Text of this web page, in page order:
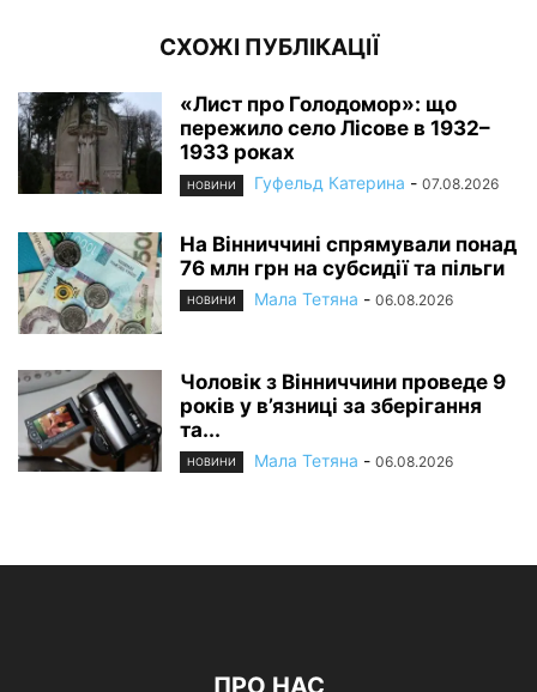
СХОЖІ ПУБЛІКАЦІЇ
«Лист про Голодомор»: що
пережило село Лісове в 1932–
1933 роках
НОВИНИ Гуфельд Катерина - 07.08.2026
На Вінниччині спрямували понад
76 млн грн на субсидії та пільги
НОВИНИ Мала Тетяна - 06.08.2026
Чоловік з Вінниччини проведе 9
років у в’язниці за зберігання
та...
НОВИНИ Мала Тетяна - 06.08.2026
ПРО НАС